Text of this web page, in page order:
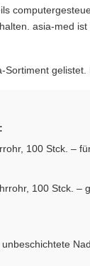
asia-med ist
100 Stck. –
100 Stck. –